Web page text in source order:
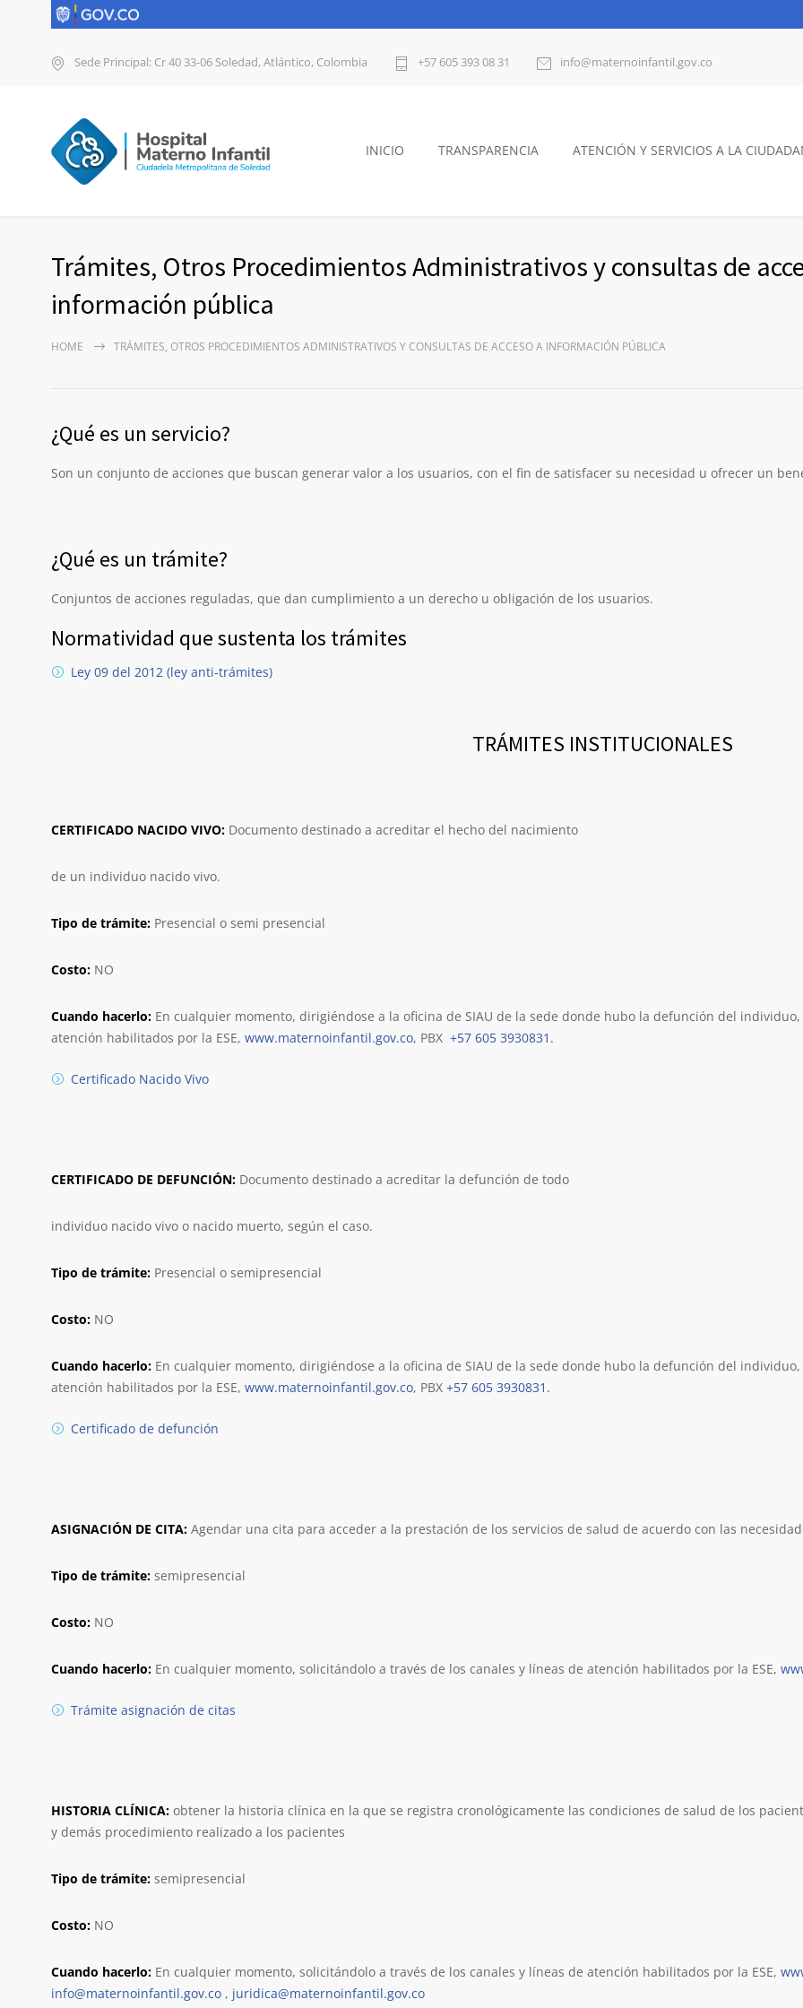
Sede Principal: Cr 40 33-06 Soledad, Atlántico, Colombia +57 605 393 08 31 info@maternoinfantil.gov.co
INICIO TRANSPARENCIA ATENCIÓN Y SERVICIOS A LA
Trámites, Otros Procedimientos Administrativos y consultas de
información pública
HOME TRÁMITES, OTROS PROCEDIMIENTOS ADMINISTRATIVOS Y CONSULTAS DE ACCESO A INFORMACIÓN PÚBLICA
¿Qué es un servicio?
Son un conjunto de acciones que buscan generar valor a los usuarios, con el fin de satisfacer su necesidad u ofrecer un
¿Qué es un trámite?
Conjuntos de acciones reguladas, que dan cumplimiento a un derecho u obligación de los usuarios.
Normatividad que sustenta los trámites
Ley 09 del 2012 (ley anti-trámites)
TRÁMITES INSTITUCIONALES
CERTIFICADO NACIDO VIVO: Documento destinado a acreditar el hecho del nacimiento
de un individuo nacido vivo.
Tipo de trámite: Presencial o semi presencial
Costo: NO
Cuando hacerlo: En cualquier momento, dirigiéndose a la oficina de SIAU de la sede donde hubo la defunción del
atención habilitados por la ESE, www.maternoinfantil.gov.co, PBX +57 605 3930831.
Certificado Nacido Vivo
CERTIFICADO DE DEFUNCIÓN: Documento destinado a acreditar la defunción de todo
individuo nacido vivo o nacido muerto, según el caso.
Tipo de trámite: Presencial o semipresencial
Costo: NO
Cuando hacerlo: En cualquier momento, dirigiéndose a la oficina de SIAU de la sede donde hubo la defunción del
atención habilitados por la ESE, www.maternoinfantil.gov.co, PBX +57 605 3930831.
Certificado de defunción
ASIGNACIÓN DE CITA: Agendar una cita para acceder a la prestación de los servicios de salud de acuerdo con las
Tipo de trámite: semipresencial
Costo: NO
Cuando hacerlo: En cualquier momento, solicitándolo a través de los canales y líneas de atención habilitados por la ESE,
Trámite asignación de citas
HISTORIA CLÍNICA: obtener la historia clínica en la que se registra cronológicamente las condiciones de salud de los
y demás procedimiento realizado a los pacientes
Tipo de trámite: semipresencial
Costo: NO
Cuando hacerlo: En cualquier momento, solicitándolo a través de los canales y líneas de atención habilitados por la ESE,
info@maternoinfantil.gov.co , juridica@maternoinfantil.gov.co